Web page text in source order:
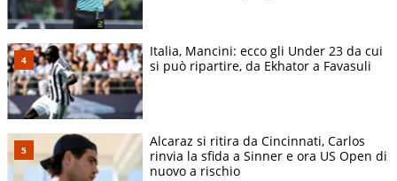
Italia, Mancini: ecco gli Under 23 da cui
si può ripartire, da Ekhator a Favasuli
Alcaraz si ritira da Cincinnati, Carlos
rinvia la sfida a Sinner e ora US Open di
nuovo a rischio